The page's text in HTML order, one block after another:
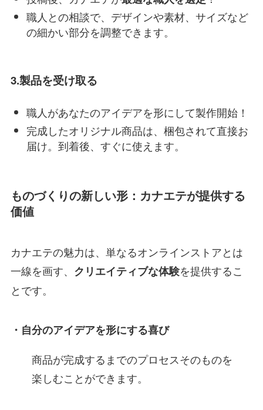
職人との相談で、デザインや素材、サイズなど
の細かい部分を調整できます。
3.製品を受け取る
職人があなたのアイデアを形にして製作開始！
完成したオリジナル商品は、梱包されて直接お
届け。到着後、すぐに使えます。
ものづくりの新しい形：カナエテが提供する
価値
カナエテの魅力は、単なるオンラインストアとは
一線を画す、 クリエイティブな体験を提供するこ
とです。
・自分のアイデアを形にする喜び
商品が完成するまでのプロセスそのものを
楽しむことができます。